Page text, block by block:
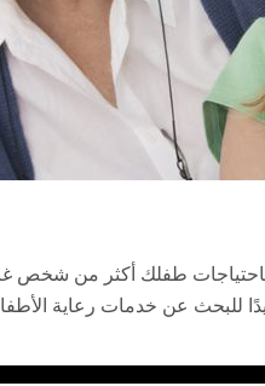
طفلك أكثر من شخص
للبحث عن خدمات رعاية